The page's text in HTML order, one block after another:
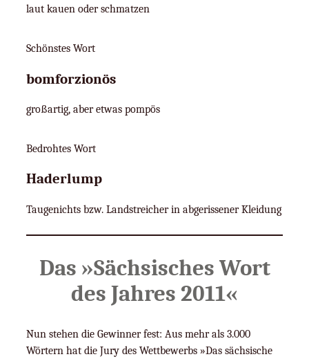
laut kauen oder schmatzen
Schönstes Wort
bomforzionös
großartig, aber etwas pompös
Bedrohtes Wort
Haderlump
Taugenichts bzw. Landstreicher in abgerissener Kleidung
Das »Sächsisches Wort
des Jahres 2011«
Nun stehen die Gewinner fest: Aus mehr als 3.000
Wörtern hat die Jury des Wettbewerbs »Das sächsische